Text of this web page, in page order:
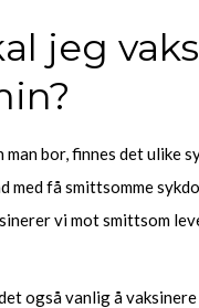
jeg
bor, finnes det ulike
med få smittsomme
vi mot smittsom
også vanlig å